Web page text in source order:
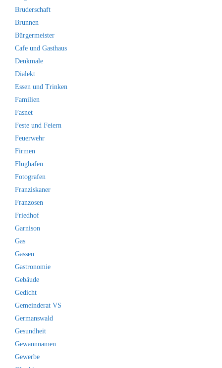
Bruderschaft
Brunnen
Bürgermeister
Cafe und Gasthaus
Denkmale
Dialekt
Essen und Trinken
Familien
Fasnet
Feste und Feiern
Feuerwehr
Firmen
Flughafen
Fotografen
Franziskaner
Franzosen
Friedhof
Garnison
Gas
Gassen
Gastronomie
Gebäude
Gedicht
Gemeinderat VS
Germanswald
Gesundheit
Gewannnamen
Gewerbe